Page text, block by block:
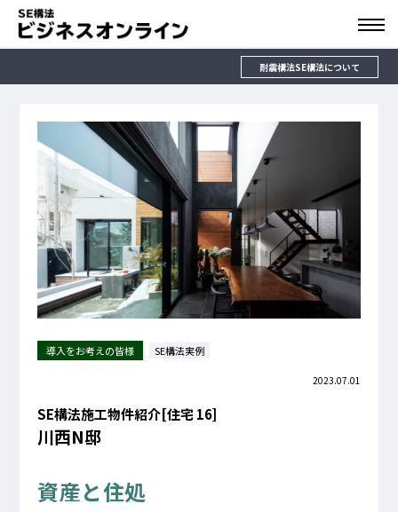
耐震構法SE構法について
導入をお考えの皆様 SE構法実例
2023.07.01
SE構法施工物件紹介[住宅 16]
川西N邸
資産と住処